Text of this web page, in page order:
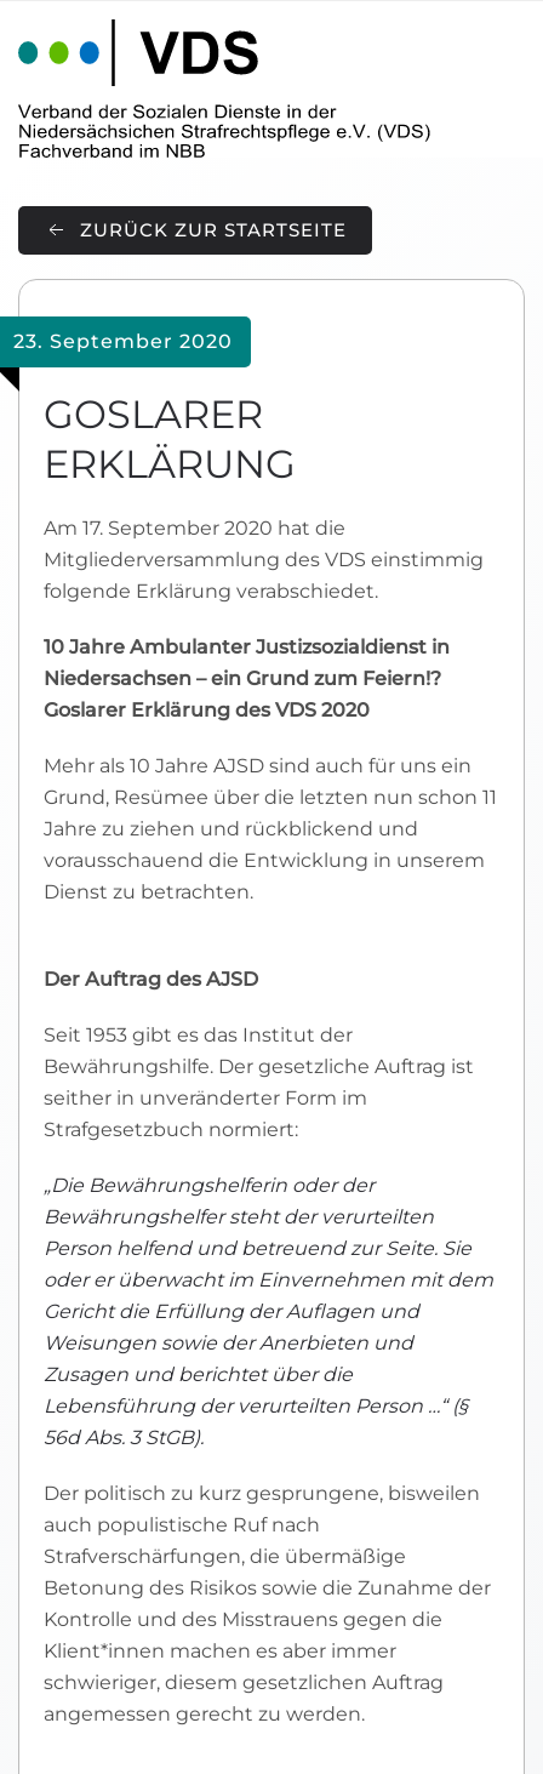
Skip to main content
ZURÜCK ZUR STARTSEITE
23. September 2020
GOSLARER
ERKLÄRUNG
Am 17. September 2020 hat die
Mitgliederversammlung des VDS einstimmig
folgende Erklärung verabschiedet.
10 Jahre Ambulanter Justizsozialdienst in
Niedersachsen – ein Grund zum Feiern!?
Goslarer Erklärung des VDS 2020
Mehr als 10 Jahre AJSD sind auch für uns ein
Grund, Resümee über die letzten nun schon 11
Jahre zu ziehen und rückblickend und
vorausschauend die Entwicklung in unserem
Dienst zu betrachten.
Der Auftrag des AJSD
Seit 1953 gibt es das Institut der
Bewährungshilfe. Der gesetzliche Auftrag ist
seither in unveränderter Form im
Strafgesetzbuch normiert:
„Die Bewährungshelferin oder der
Bewährungshelfer steht der verurteilten
Person helfend und betreuend zur Seite. Sie
oder er überwacht im Einvernehmen mit dem
Gericht die Erfüllung der Auflagen und
Weisungen sowie der Anerbieten und
Zusagen und berichtet über die
Lebensführung der verurteilten Person …“ (§
56d Abs. 3 StGB).
Der politisch zu kurz gesprungene, bisweilen
auch populistische Ruf nach
Strafverschärfungen, die übermäßige
Betonung des Risikos sowie die Zunahme der
Kontrolle und des Misstrauens gegen die
Klient*innen machen es aber immer
schwieriger, diesem gesetzlichen Auftrag
angemessen gerecht zu werden.